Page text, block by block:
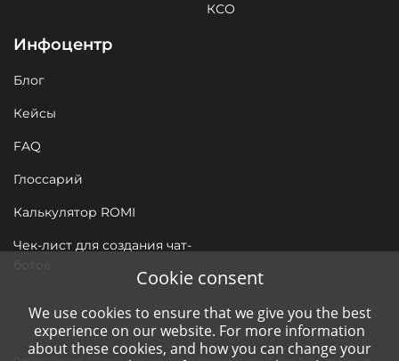
КСО
Инфоцентр
Блог
Кейсы
FAQ
Глоссарий
Калькулятор ROMI
Чек-лист для создания чат-
Cookie consent
We use cookies to ensure that we give you the best
experience on our website. For more information
about these cookies, and how you can change your